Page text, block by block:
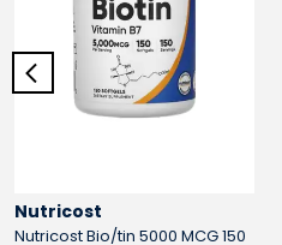
Nutricost
Nutricost Bio/tin 5000 MCG 150